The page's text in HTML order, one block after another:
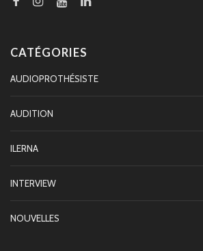
CATÉGORIES
AUDIOPROTHÉSISTE
AUDITION
ILERNA
INTERVIEW
NOUVELLES